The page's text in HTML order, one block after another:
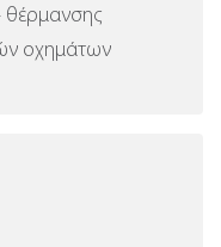
θέρμανσης
οχημάτων